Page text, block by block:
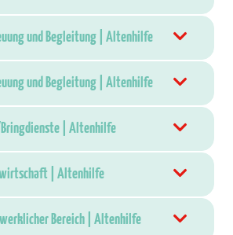
und Begleitung | Altenhilfe
und Begleitung | Altenhilfe
Bringdienste | Altenhilfe
| Altenhilfe
Bereich | Altenhilfe